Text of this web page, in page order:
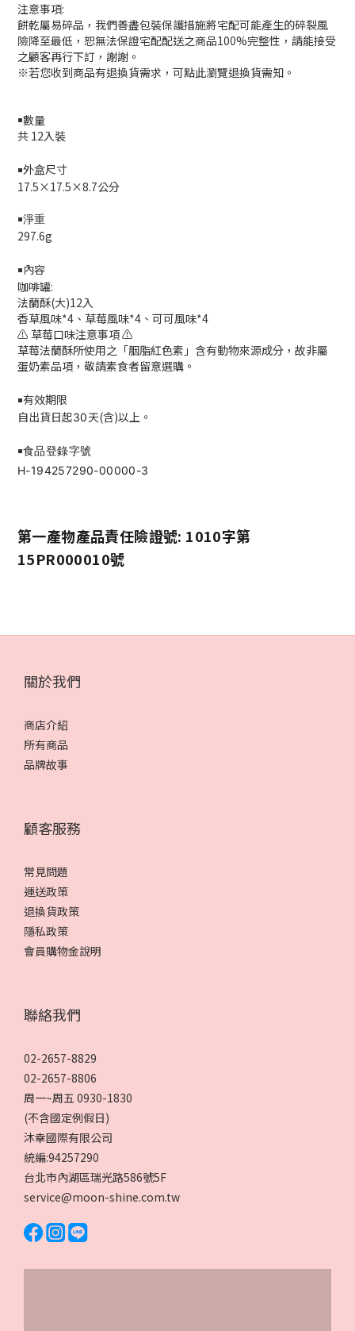
注意事項:
餅乾屬易碎品，我們善盡包裝保護措施將宅配可能產生的碎裂風
險降至最低，恕無法保證宅配配送之商品100%完整性，請能接受
之顧客再行下訂，謝謝。
※若您收到商品有退換貨需求，可點此瀏覽退換貨需知。
￭數量
共 12入裝
￭外盒尺寸
17.5×17.5×8.7公分
￭淨重
297.6g
￭ 內容
咖啡罐:
法蘭酥(大)12入
香草風味*4、草莓風味*4、可可風味*4
⚠️ 草莓口味注意事項 ⚠️
草莓法蘭酥所使用之「胭脂紅色素」含有動物來源成分，故非屬
蛋奶素品項，敬請素食者留意選購。
￭有效期限
自出貨日起30天(含)以上。
￭食品登錄字號
H-194257290-00000-3
第一產物產品責任險證號: 1010字第
15PR000010號
關於我們
商店介紹
所有商品
品牌故事
顧客服務
常見問題
運送政策
退換貨政策
隱私政策
會員購物金說明
聯絡我們
02-2657-8829
02-2657-8806
周一~周五 0930-1830
(不含國定例假日)
沐幸國際有限公司
統編:94257290
台北市內湖區瑞光路586號5F
service@moon-shine.com.tw